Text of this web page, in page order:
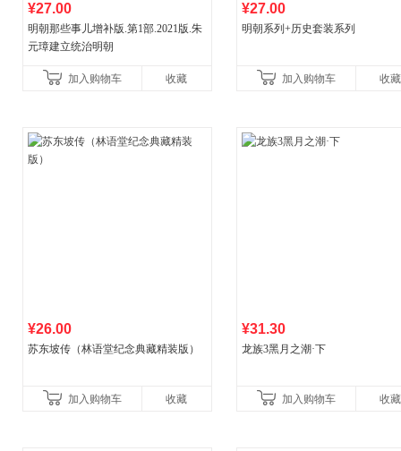
¥27.00
明朝那些事儿增补版.第1部.2021版.朱
元璋建立统治明朝
加入购物车 收藏
¥27.00
明朝系列+历史套装系列
加入购物车 收藏
¥26.00
苏东坡传（林语堂纪念典藏精装版）
加入购物车 收藏
¥31.30
龙族3黑月之潮·下
加入购物车 收藏